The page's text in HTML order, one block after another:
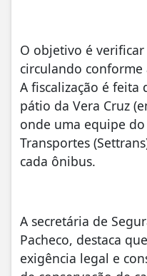
O objetivo é verificar
circulando conforme
A fiscalização é
pátio da Vera Cruz
onde uma equipe
Transportes
cada ônibus.
A secretária de
Pacheco, destaca
exigência legal e